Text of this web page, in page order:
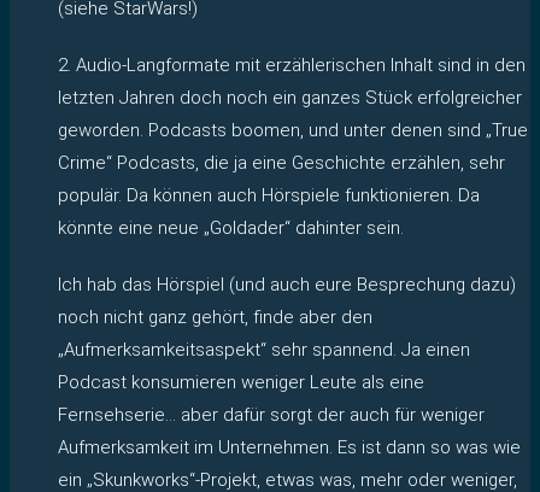
(siehe StarWars!)
2. Audio-Langformate mit erzählerischen Inhalt sind in den
letzten Jahren doch noch ein ganzes Stück erfolgreicher
geworden. Podcasts boomen, und unter denen sind „True
Crime“ Podcasts, die ja eine Geschichte erzählen, sehr
populär. Da können auch Hörspiele funktionieren. Da
könnte eine neue „Goldader“ dahinter sein.
Ich hab das Hörspiel (und auch eure Besprechung dazu)
noch nicht ganz gehört, finde aber den
„Aufmerksamkeitsaspekt“ sehr spannend. Ja einen
Podcast konsumieren weniger Leute als eine
Fernsehserie… aber dafür sorgt der auch für weniger
Aufmerksamkeit im Unternehmen. Es ist dann so was wie
ein „Skunkworks“-Projekt, etwas was, mehr oder weniger,